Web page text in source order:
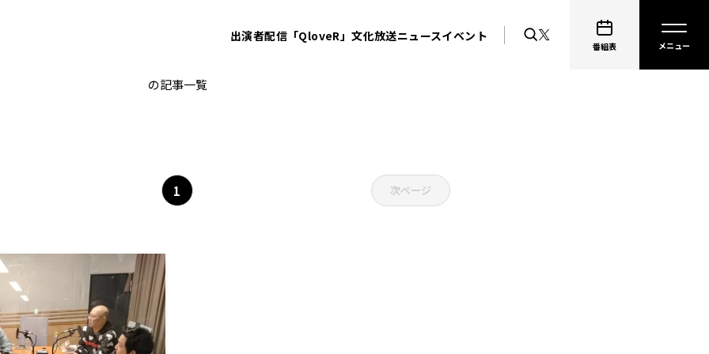
出演者配信「QloveR」文化放送ニュースイベント
番組表
らくごのブンカ
の記事一覧
1 次ページ